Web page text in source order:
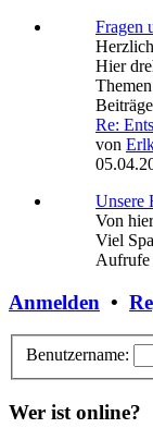
Fragen
Hier
Re:
von
Unsere
Von
Viel
Aufrufe
Anmelden •
Benutzername:
Wer ist online?